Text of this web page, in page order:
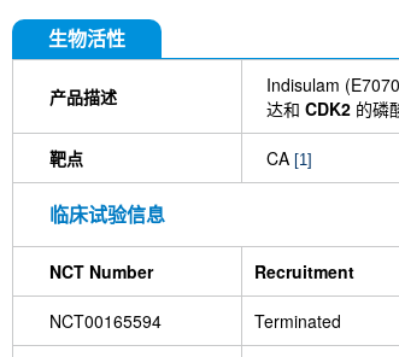
生物活性
产品描述 Indisulam
达和 CDK2 的磷
靶点 CA [1]
临床试验信息
NCT Number Recruitment
NCT00165594 Terminated